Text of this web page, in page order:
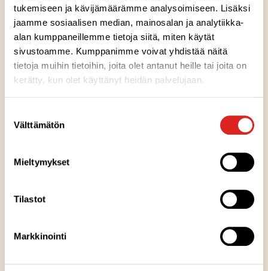
tukemiseen ja kävijämäärämme analysoimiseen. Lisäksi
jaamme sosiaalisen median, mainosalan ja analytiikka-
alan kumppaneillemme tietoja siitä, miten käytät
sivustoamme. Kumppanimme voivat yhdistää näitä
tietoja muihin tietoihin, joita olet antanut heille tai joita on
kerätty, kun olet käyttänyt heidän palvelujaan.
valinta
Välttämätön
Mieltymykset
Tilastot
Markkinointi
Härkäruukku ja Kinkku-pekoniruukku tulivat markkinoille
vuonna 2005. Kana-nuudeliruukku vuotta myöhemmin.
Annosaterioita täydensivät Palapaisti ja perunamuusi
(2006), Pannupihvi ja pippurikastike sekä Broilerleike ja
valkoviinikastike.
puurot, kuten Riisipuuron, Suklaapuuron, Mannapuuron,
Ohrapuuron ja Mustikka-grahampuuron. Samoihin aikoihin
wrapit. Esimerkiksi vuonna 2002 herkuteltiin uusilla Kinkku-
homejuusto wrapeilla sekä Hedelmäisillä broilerwrapeilla.
Tulinen pepperoniwrap. Hampurilaisvalikoimaan tulivat Iso
Välipalavalikoimaa täydensivät myös uudenlaiset
paahdettavat Italianleivät tomaatti-mozzarella ja kinkku-